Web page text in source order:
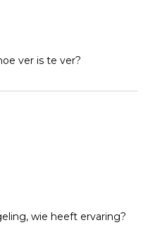
ver is te ver?
wie heeft ervaring?